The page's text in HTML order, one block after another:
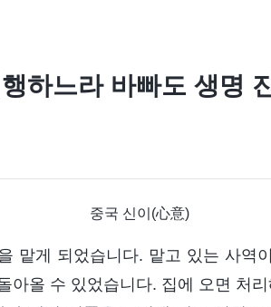
하느라 바빠도 생명
중국 신이(心意)
맡게 되었습니다. 맡고 있는 사역
아올 수 있었습니다. 집에 오면 처